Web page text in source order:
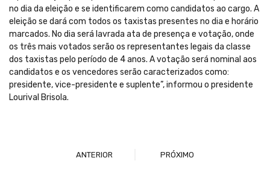
no dia da eleição e se identificarem como candidatos ao cargo. A
eleição se dará com todos os taxistas presentes no dia e horário
marcados. No dia será lavrada ata de presença e votação, onde
os três mais votados serão os representantes legais da classe
dos taxistas pelo período de 4 anos. A votação será nominal aos
candidatos e os vencedores serão caracterizados como:
presidente, vice-presidente e suplente”, informou o presidente
Lourival Brisola.
ANTERIOR PRÓXIMO